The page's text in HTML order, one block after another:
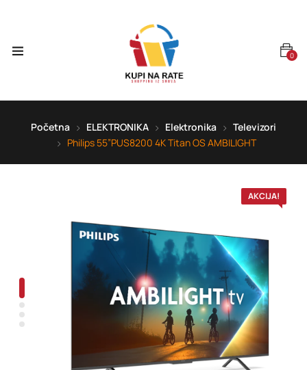
0
Početna ELEKTRONIKA Elektronika
Televizori
Philips 55”PUS8200 4K Titan OS AMBILIGHT
AKCIJA!